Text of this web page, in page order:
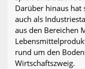
Darüber hinaus hat
auch als
aus den Bereichen
rund um den
Wirtschaftszweig.